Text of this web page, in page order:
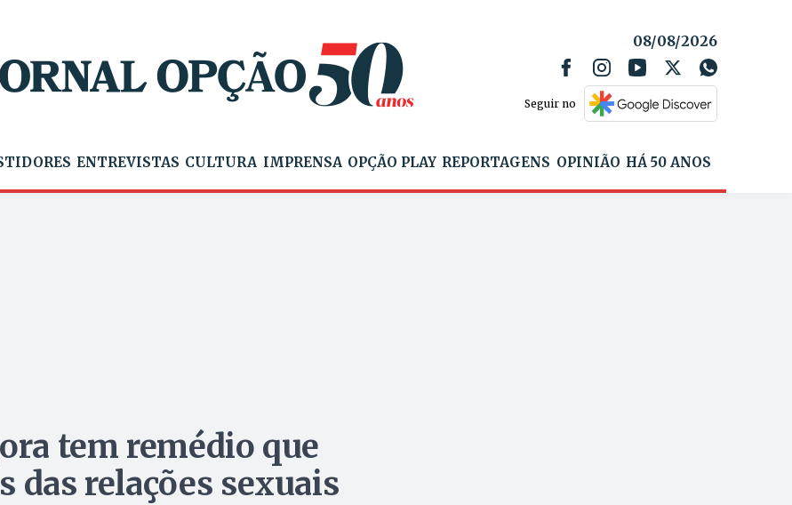
08/08/2026
Seguir no
ENTREVISTAS CULTURA IMPRENSA OPÇÃO PLAY REPORTAGENS OPINIÃO HÁ 50 ANOS
tem remédio que
das relações sexuais